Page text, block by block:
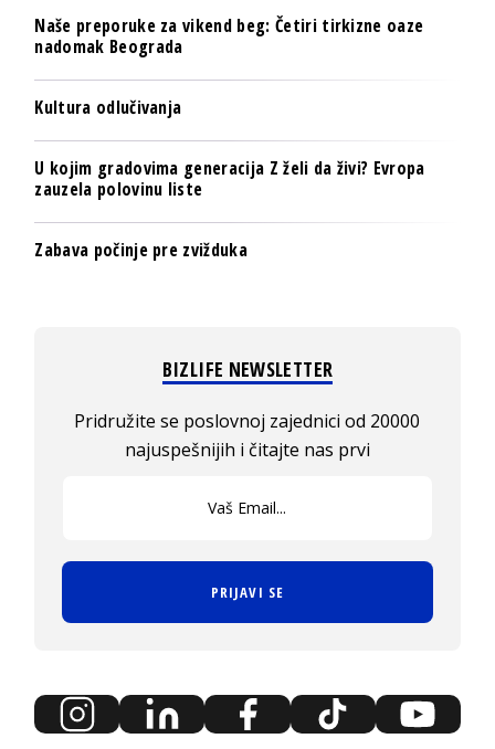
Naše preporuke za vikend beg: Četiri tirkizne oaze
nadomak Beograda
Kultura odlučivanja
U kojim gradovima generacija Z želi da živi? Evropa
zauzela polovinu liste
Zabava počinje pre zvižduka
BIZLIFE NEWSLETTER
Pridružite se poslovnoj zajednici od 20000
najuspešnijih i čitajte nas prvi
PRIJAVI SE